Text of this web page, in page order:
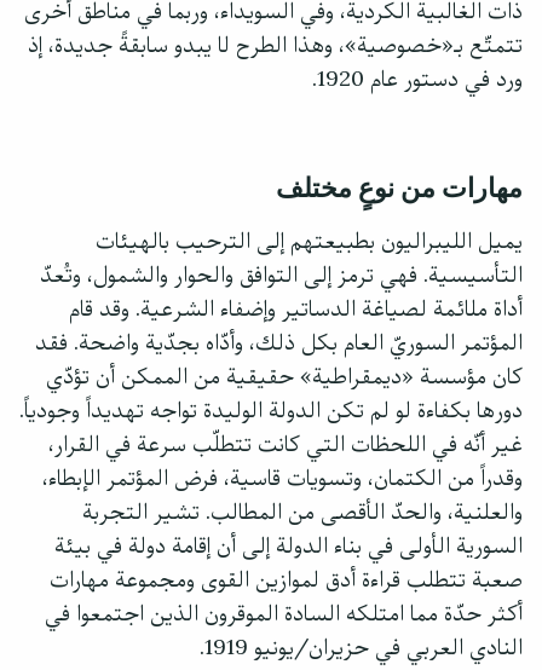
ذات الغالبية الكردية، وفي السويداء، وربما في مناطق أخرى
تتمتّع بـ«خصوصية»، وهذا الطرح لا يبدو سابقةً جديدة، إذ
ورد في دستور عام 1920.
مهارات من نوعٍ مختلف
يميل الليبراليون بطبيعتهم إلى الترحيب بالهيئات
التأسيسية. فهي ترمز إلى التوافق والحوار والشمول، وتُعدّ
أداة ملائمة لصياغة الدساتير وإضفاء الشرعية. وقد قام
المؤتمر السوريّ العام بكل ذلك، وأدّاه بجدّية واضحة. فقد
كان مؤسسة «ديمقراطية» حقيقية من الممكن أن تؤدّي
دورها بكفاءة لو لم تكن الدولة الوليدة تواجه تهديداً وجودياً.
غير أنّه في اللحظات التي كانت تتطلّب سرعة في القرار،
وقدراً من الكتمان، وتسويات قاسية، فرض المؤتمر الإبطاء،
والعلنية، والحدّ الأقصى من المطالب. تشير التجربة
السورية الأولى في بناء الدولة إلى أن إقامة دولة في بيئة
صعبة تتطلب قراءة أدق لموازين القوى ومجموعة مهارات
أكثر حدّة مما امتلكه السادة الموقرون الذين اجتمعوا في
النادي العربي في حزيران/يونيو 1919.